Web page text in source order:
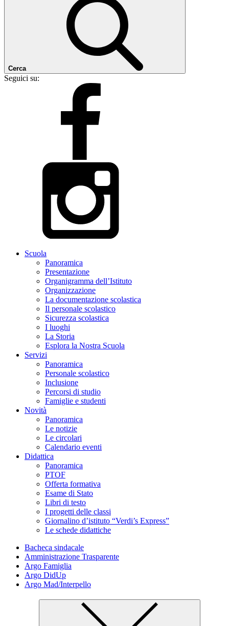
Cerca
Seguici su:
Scuola
Panoramica
Presentazione
Organigramma dell’Istituto
Organizzazione
La documentazione scolastica
Il personale scolastico
Sicurezza scolastica
I luoghi
La Storia
Esplora la Nostra Scuola
Servizi
Panoramica
Personale scolastico
Inclusione
Percorsi di studio
Famiglie e studenti
Novità
Panoramica
Le notizie
Le circolari
Calendario eventi
Didattica
Panoramica
PTOF
Offerta formativa
Esame di Stato
Libri di testo
I progetti delle classi
Giornalino d’istituto “Verdi’s Express”
Le schede didattiche
Bacheca sindacale
Amministrazione Trasparente
Argo Famiglia
Argo DidUp
Argo Mad/Interpello